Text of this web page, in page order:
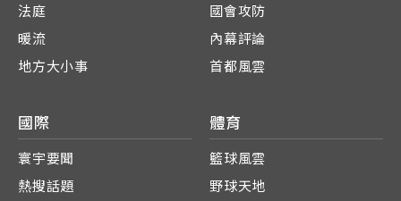
法庭
暖流
地方大小事
國會攻防
內幕評論
首都風雲
國際
寰宇要聞
熱搜話題
體育
籃球風雲
野球天地